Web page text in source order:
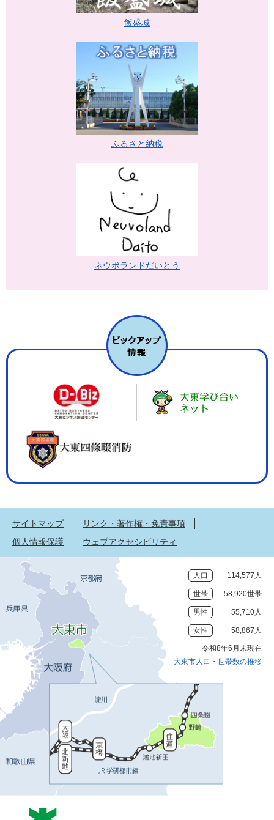
飯盛城
ふるさと納税
ネウボランドだいとう
サイトマップ
リンク・著作権・免責事項
個人情報保護
ウェブアクセシビリティ
人口 114,577人
世帯 58,920世帯
男性 55,710人
女性 58,867人
令和8年6月末現在
大東市人口・世帯数の推移